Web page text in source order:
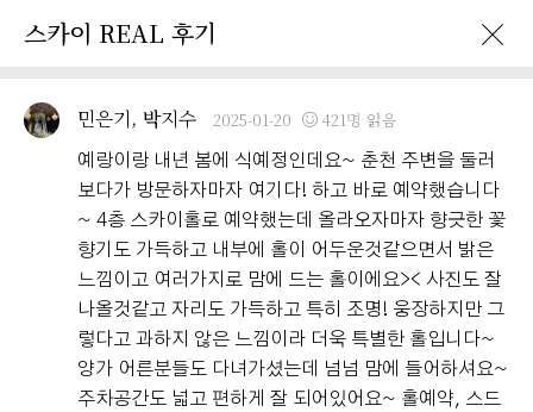
스카이 REAL 후기
민은기, 박지수 2025-01-20 421명 읽음
예랑이랑 내년 봄에 식예정인데요~ 춘천 주변을 둘러
보다가 방문하자마자 여기다! 하고 바로 예약했습니다
~ 4층 스카이홀로 예약했는데 올라오자마자 향긋한 꽃
향기도 가득하고 내부에 홀이 어두운것같으면서 밝은
느낌이고 여러가지로 맘에 드는 홀이에요>< 사진도 잘
나올것같고 자리도 가득하고 특히 조명! 웅장하지만 그
렇다고 과하지 않은 느낌이라 더욱 특별한 홀입니다~
양가 어른분들도 다녀가셨는데 넘넘 맘에 들어하셔요~
주차공간도 넓고 편하게 잘 되어있어요~ 홀예약, 스드